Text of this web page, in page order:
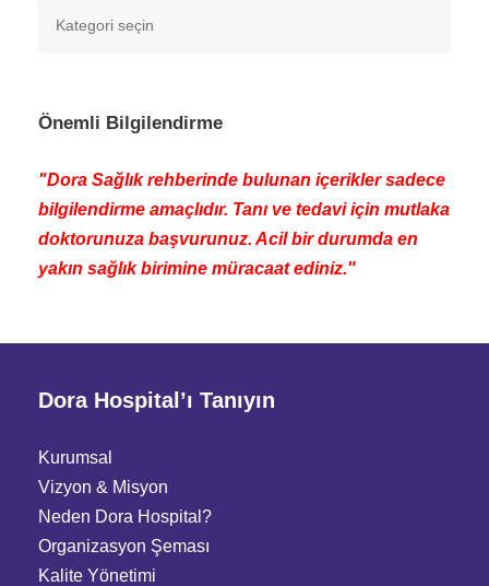
Önemli Bilgilendirme
"Dora Sağlık rehberinde bulunan içerikler sadece
bilgilendirme amaçlıdır. Tanı ve tedavi için mutlaka
doktorunuza başvurunuz. Acil bir durumda en
yakın sağlık birimine müracaat ediniz."
Dora Hospital’ı Tanıyın
Kurumsal
Vizyon & Misyon
Neden Dora Hospital?
Organizasyon Şeması
Kalite Yönetimi